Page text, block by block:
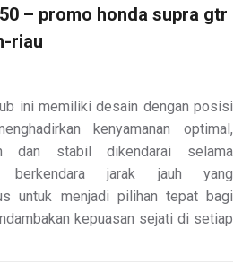
– promo honda supra gtr
riau
ini memiliki desain dengan posisi
kenyamanan optimal,
dan stabil dikendarai selama
berkendara jarak jauh yang
untuk menjadi pilihan tepat bagi
kepuasan sejati di setiap